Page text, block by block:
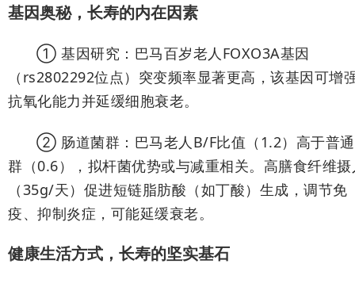
基因奥秘，长寿的内在因素
① 基因研究：巴马百岁老人FOXO3A基因
（rs2802292位点）突变频率显著更高，该基因可增
抗氧化能力并延缓细胞衰老。
② 肠道菌群：巴马老人B/F比值（1.2）高于普
群（0.6），拟杆菌优势或与减重相关。高膳食纤维摄
（35g/天）促进短链脂肪酸（如丁酸）生成，调节免
疫、抑制炎症，可能延缓衰老。
健康生活方式，长寿的坚实基石